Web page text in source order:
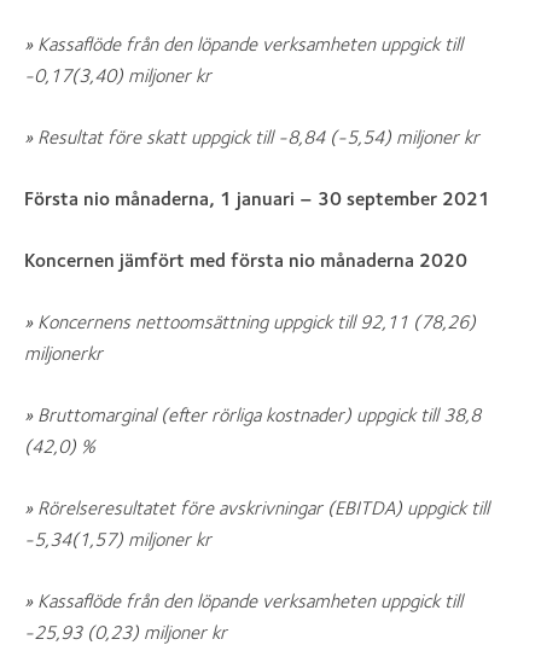
» Kassaflöde från den löpande verksamheten uppgick till
-0,17(3,40) miljoner kr
» Resultat före skatt uppgick till -8,84 (-5,54) miljoner kr
Första nio månaderna, 1 januari – 30 september 2021
Koncernen jämfört med första nio månaderna 2020
» Koncernens nettoomsättning uppgick till 92,11 (78,26)
miljonerkr
» Bruttomarginal (efter rörliga kostnader) uppgick till 38,8
(42,0) %
» Rörelseresultatet före avskrivningar (EBITDA) uppgick till
-5,34(1,57) miljoner kr
» Kassaflöde från den löpande verksamheten uppgick till
-25,93 (0,23) miljoner kr